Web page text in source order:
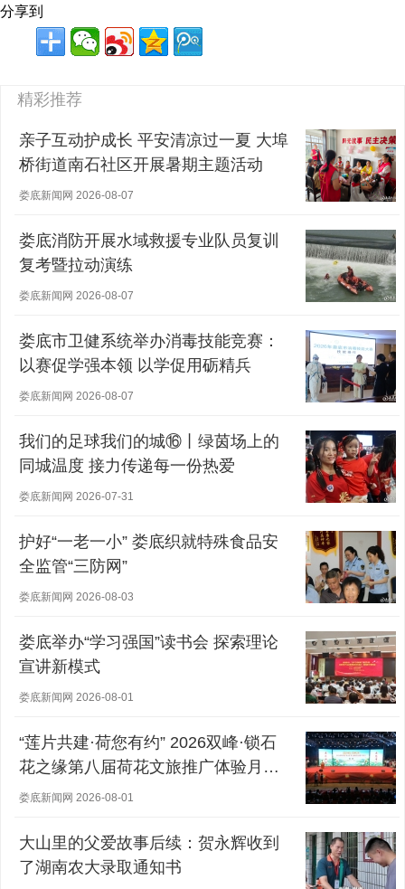
分享到
精彩推荐
亲子互动护成长 平安清凉过一夏 大埠
桥街道南石社区开展暑期主题活动
娄底新闻网 2026-08-07
娄底消防开展水域救援专业队员复训
复考暨拉动演练
娄底新闻网 2026-08-07
娄底市卫健系统举办消毒技能竞赛：
以赛促学强本领 以学促用砺精兵
娄底新闻网 2026-08-07
我们的足球我们的城⑯丨绿茵场上的
同城温度 接力传递每一份热爱
娄底新闻网 2026-07-31
护好“一老一小” 娄底织就特殊食品安
全监管“三防网”
娄底新闻网 2026-08-03
娄底举办“学习强国”读书会 探索理论
宣讲新模式
娄底新闻网 2026-08-01
“莲片共建·荷您有约” 2026双峰·锁石
花之缘第八届荷花文旅推广体验月盛
大开幕
娄底新闻网 2026-08-01
大山里的父爱故事后续：贺永辉收到
了湖南农大录取通知书